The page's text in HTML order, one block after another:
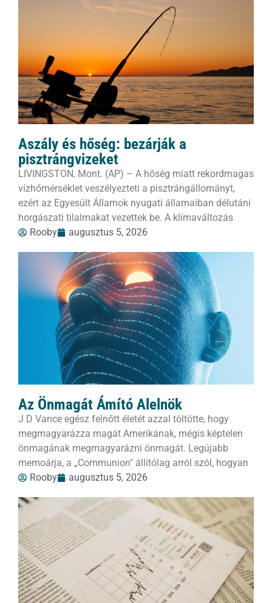
Aszály és hőség: bezárják a
pisztrángvizeket
LIVINGSTON, Mont. (AP) – A hőség miatt rekordmagas
vízhőmérséklet veszélyezteti a pisztrángállományt,
ezért az Egyesült Államok nyugati államaiban délutáni
horgászati tilalmakat vezettek be. A klímaváltozás
Rooby
augusztus 5, 2026
Az Önmagát Ámító Alelnök
J D Vance egész felnőtt életét azzal töltötte, hogy
megmagyarázza magát Amerikának, mégis képtelen
önmagának megmagyarázni önmagát. Legújabb
memoárja, a „Communion" állítólag arról szól, hogyan
Rooby
augusztus 5, 2026